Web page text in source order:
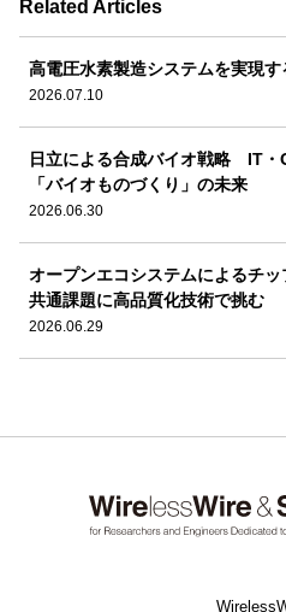
Related Articles
高電圧水素製造システムを実現
2026.07.10
日立による合成バイオ戦略 IT・
「バイオものづくり」の未来
2026.06.30
オープンエコシステムによるチ
共通課題に高品質化技術で挑む
2026.06.29